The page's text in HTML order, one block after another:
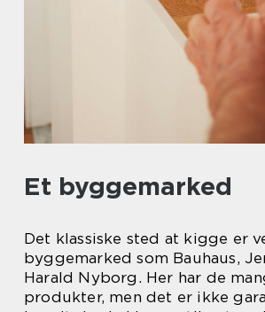
Et byggemarked
Det klassiske sted at kigge er
byggemarked som Bauhaus,
Harald Nyborg. Her har de
produkter, men det er ikke